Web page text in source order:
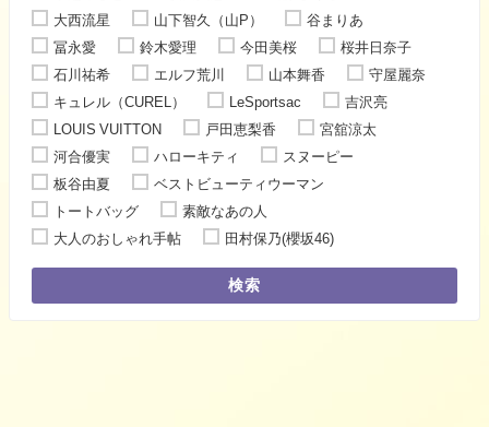
大西流星
山下智久（山P）
谷まりあ
冨永愛
鈴木愛理 今田美桜
桜井日奈子
石川祐希
エルフ荒川 山本舞香
守屋麗奈
キュレル（CUREL）
LeSportsac
吉沢亮
LOUIS VUITTON
戸田恵梨香
宮舘涼太
河合優実
ハローキティ
スヌーピー
板谷由夏
ベストビューティウーマン
トートバッグ
素敵なあの人
大人のおしゃれ手帖
田村保乃(櫻坂46)
検索